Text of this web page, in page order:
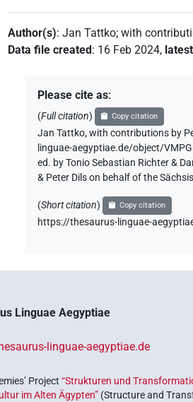
Author(s):Jan Tattko;with
Data file created : 16 Feb 2024,
Please cite as:
(Full citation) Copy citation
Jan Tattko,with contributions by
linguae-aegyptiae.de/object/
ed. by Tonio Sebastian Richter &
& Peter Dils on behalf of the
(Short citation) Copy citation
https://thesaurus-linguae-
Linguae Aegyptiae
linguae-aegyptiae.de
Project“Strukturen und
im Alten Ägypten” (Structure and